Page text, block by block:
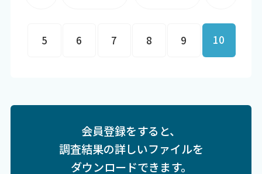
5 6 7 8 9 10
会員登録をすると、
調査結果の詳しいファイルを
ダウンロードできます。